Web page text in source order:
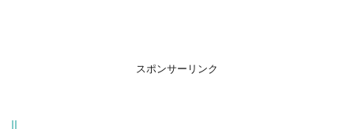
スポンサーリンク